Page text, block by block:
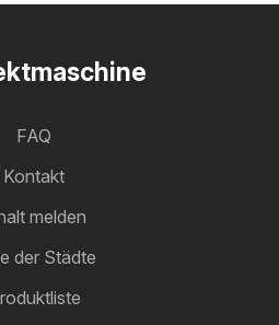
FAQ
Kontakt
melden
der Städte